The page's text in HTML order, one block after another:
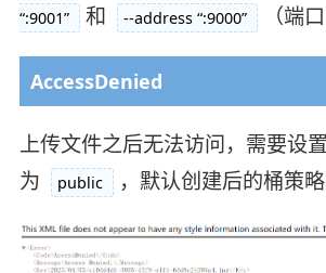
“:9001”
和 --address “:9000” （端
AccessDenied
上传文件之后无法访问，需要设
为
public ，默认创建后的桶策